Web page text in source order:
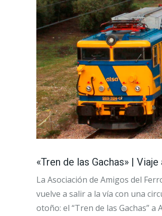
«Tren de las Gachas» |
La Asociación de Amigos del
vuelve a salir a la vía con una
otoño: el “Tren de las Gachas” a